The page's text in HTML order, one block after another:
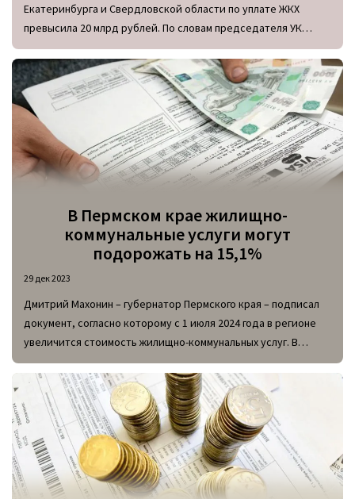
Екатеринбурга и Свердловской области по уплате ЖКХ
превысила 20 млрд рублей. По словам председателя УК
«Центральная энергетическая», более 70% от этой суммы
приходится на долги физических лиц перед управляющими
компаниями и ресурсоснабжающими организациями.
В Пермском крае жилищно-
коммунальные услуги могут
подорожать на 15,1%
29 дек 2023
Дмитрий Махонин – губернатор Пермского края – подписал
документ, согласно которому с 1 июля 2024 года в регионе
увеличится стоимость жилищно-коммунальных услуг. В
тексте постановления указан максимальный процент, на
который могут быть проиндексированы тарифы ЖКХ в
регионе, а именно 15,1%.